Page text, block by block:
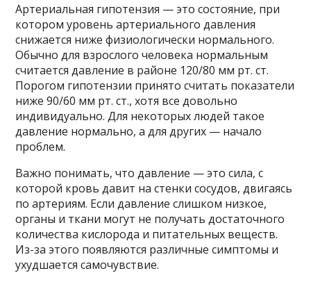
Артериальная гипотензия — это состояние, при
котором уровень артериального давления
снижается ниже физиологически нормального.
Обычно для взрослого человека нормальным
считается давление в районе 120/80 мм рт. ст.
Порогом гипотензии принято считать показатели
ниже 90/60 мм рт. ст., хотя все довольно
индивидуально. Для некоторых людей такое
давление нормально, а для других — начало
проблем.
Важно понимать, что давление — это сила, с
которой кровь давит на стенки сосудов, двигаясь
по артериям. Если давление слишком низкое,
органы и ткани могут не получать достаточного
количества кислорода и питательных веществ.
Из-за этого появляются различные симптомы и
ухудшается самочувствие.